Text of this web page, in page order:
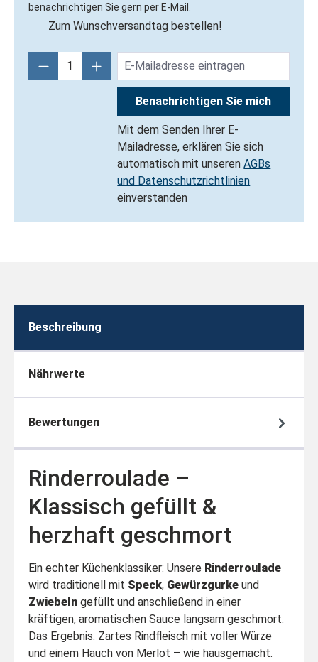
benachrichtigen Sie gern per E-Mail.
Zum Wunschversandtag bestellen!
Benachrichtigen Sie mich
Mit dem Senden Ihrer E-
Mailadresse, erklären Sie sich
automatisch mit unserenAGBs
und Datenschutzrichtlinien
einverstanden
Beschreibung
Nährwerte
Bewertungen
Rinderroulade –
Klassisch gefüllt &
herzhaft geschmort
Ein echter Küchenklassiker: Unsere Rinderroulade
wird traditionell mit Speck, Gewürzgurke und
Zwiebeln gefüllt und anschließend in einer
kräftigen, aromatischen Sauce langsam geschmort.
Das Ergebnis: Zartes Rindfleisch mit voller Würze
und einem Hauch von Merlot – wie hausgemacht.